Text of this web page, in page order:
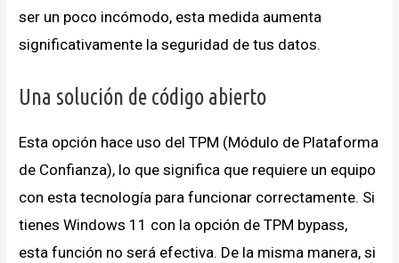
ser un poco incómodo, esta medida aumenta
significativamente la seguridad de tus datos.
Una solución de código abierto
Esta opción hace uso del TPM (Módulo de Plataforma
de Confianza), lo que significa que requiere un equipo
con esta tecnología para funcionar correctamente. Si
tienes Windows 11 con la opción de TPM bypass,
esta función no será efectiva. De la misma manera, si